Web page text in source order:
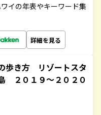
イの年表やキーワード集
詳細を見る
歩き方 リゾートスタ
２０１９～２０２０